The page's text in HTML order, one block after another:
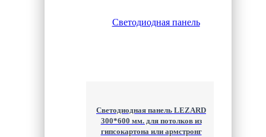
Светодиодная панель LEZARD
300*600 мм. для потолков из
гипсокартона или армстронг